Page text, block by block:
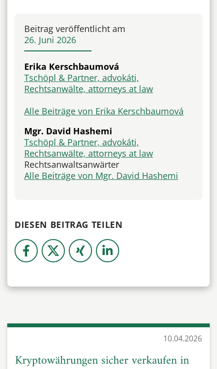
Beitrag veröffentlicht am
26. Juni 2026
Erika Kerschbaumová
Tschöpl & Partner, advokáti,
Rechtsanwälte, attorneys at law
Alle Beiträge von Erika Kerschbaumová
Mgr. David Hashemi
Tschöpl & Partner, advokáti,
Rechtsanwälte, attorneys at law
Rechtsanwaltsanwärter
Alle Beiträge von Mgr. David Hashemi
DIESEN BEITRAG TEILEN
10.04.2026
Kryptowährungen sicher verkaufen in